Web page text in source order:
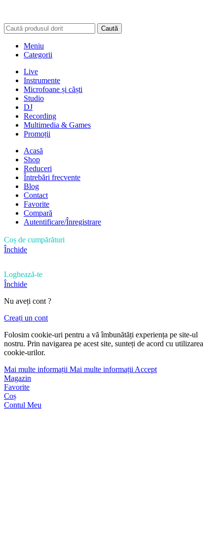
Caută
Meniu
Categorii
Live
Instrumente
Microfoane și căști
Studio
DJ
Recording
Multimedia & Games
Promoții
Acasă
Shop
Reduceri
Întrebări frecvente
Blog
Contact
Favorite
Compară
Autentificare/Înregistrare
Coș de cumpărături
Închide
Loghează-te
Închide
Nu aveți cont ?
Creați un cont
Folosim cookie-uri pentru a vă îmbunătăți experiența pe site-ul
nostru. Prin navigarea pe acest site, sunteți de acord cu utilizarea
cookie-urilor.
Mai multe informații Mai multe informațiiAccept
Magazin
Favorite
Coș
Contul Meu